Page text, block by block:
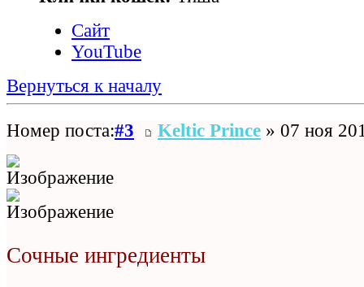
Сайт
YouTube
Вернуться к началу
Номер поста:#3 Keltic Prince » 07 ноя
Сочные ингредиенты